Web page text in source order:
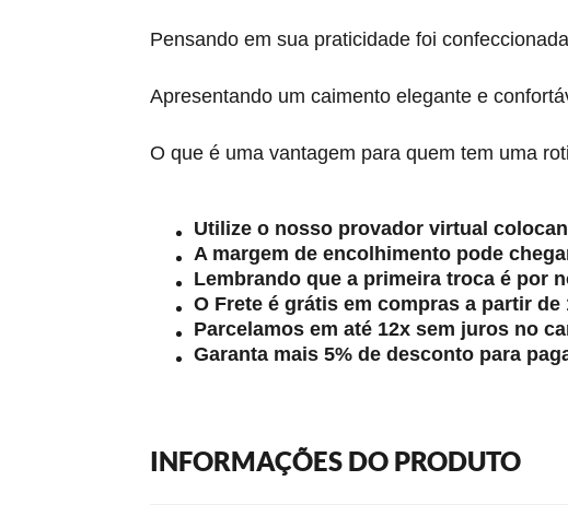
Pensando em sua praticidade foi
Apresentando um caimento elegante e
O que é uma vantagem para quem tem uma
Utilize o nosso provador virtual
A margem de encolhimento pode
Lembrando que a primeira troca é por
O Frete é grátis em compras a partir de
Parcelamos em até 12x sem juros no
Garanta mais 5% de desconto para
INFORMAÇÕES DO PRODUTO